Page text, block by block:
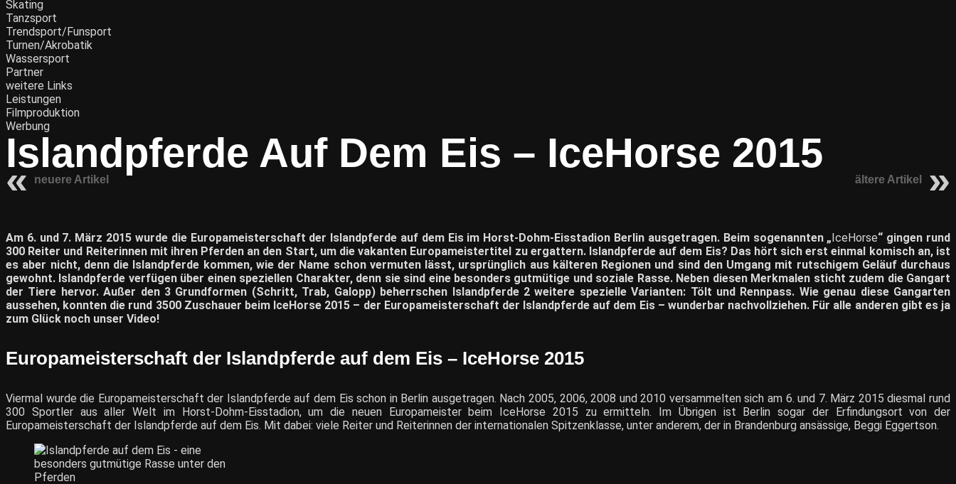
Skating
Tanzsport
Trendsport/Funsport
Turnen/Akrobatik
Wassersport
Partner
weitere Links
Leistungen
Filmproduktion
Werbung
Islandpferde Auf Dem Eis – IceHorse 2015
neuere Artikel ältere Artikel
Am 6. und 7. März 2015 wurde die Europameisterschaft der Islandpferde auf dem Eis im Horst-Dohm-Eisstadion Berlin ausgetragen. Beim sogenannten „IceHorse“ gingen rund
300 Reiter und Reiterinnen mit ihren Pferden an den Start, um die vakanten Europameistertitel zu ergattern. Islandpferde auf dem Eis? Das hört sich erst einmal komisch an, ist
es aber nicht, denn die Islandpferde kommen, wie der Name schon vermuten lässt, ursprünglich aus kälteren Regionen und sind den Umgang mit rutschigem Geläuf durchaus
gewohnt. Islandpferde verfügen über einen speziellen Charakter, denn sie sind eine besonders gutmütige und soziale Rasse. Neben diesen Merkmalen sticht zudem die Gangart
der Tiere hervor. Außer den 3 Grundformen (Schritt, Trab, Galopp) beherrschen Islandpferde 2 weitere spezielle Varianten: Tölt und Rennpass. Wie genau diese Gangarten
aussehen, konnten die rund 3500 Zuschauer beim IceHorse 2015 – der Europameisterschaft der Islandpferde auf dem Eis – wunderbar nachvollziehen. Für alle anderen gibt es ja
zum Glück noch unser Video!
Europameisterschaft der Islandpferde auf dem Eis – IceHorse 2015
Viermal wurde die Europameisterschaft der Islandpferde auf dem Eis schon in Berlin ausgetragen. Nach 2005, 2006, 2008 und 2010 versammelten sich am 6. und 7. März 2015 diesmal rund
300 Sportler aus aller Welt im Horst-Dohm-Eisstadion, um die neuen Europameister beim IceHorse 2015 zu ermitteln. Im Übrigen ist Berlin sogar der Erfindungsort von der
Europameisterschaft der Islandpferde auf dem Eis. Mit dabei: viele Reiter und Reiterinnen der internationalen Spitzenklasse, unter anderem, der in Brandenburg ansässige, Beggi Eggertson.